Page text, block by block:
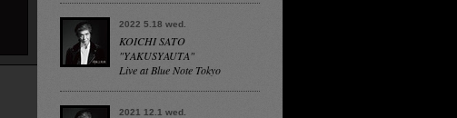
2022 5.18 wed.
KOICHI SATO
"YAKUSYAUTA"
Live at Blue Note Tokyo
2021 12.1 wed.